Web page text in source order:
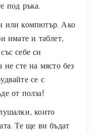
под ръка.
или компютър. Ако
имате и таблет,
себе си
не сте на място без
се с
от полза!
които
Те ще ви бъдат